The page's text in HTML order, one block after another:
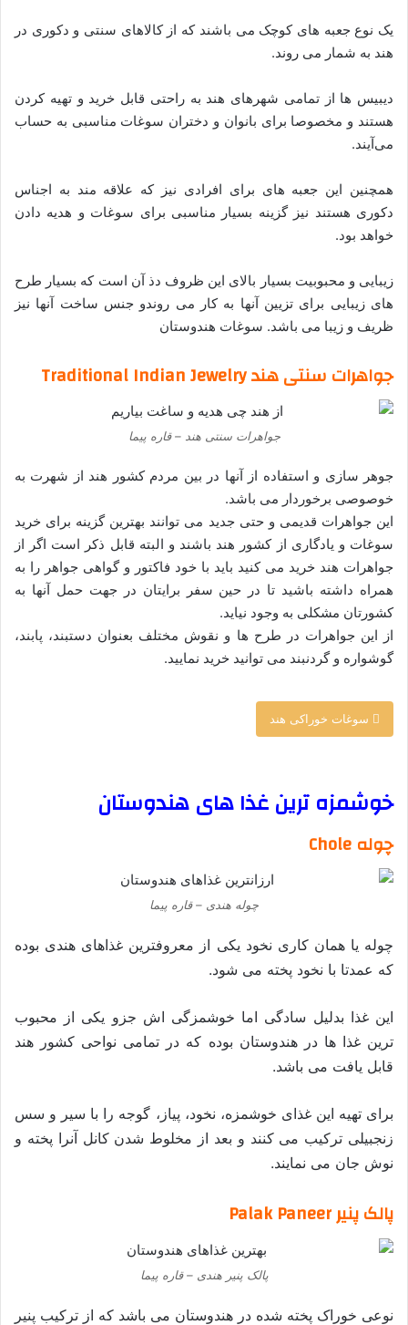
یک نوع جعبه های کوچک می باشند که از کالاهای سنتی و دکوری در
هند به شمار می روند.
دیبیس‌ ها از تمامی شهرهای هند به راحتی قابل خرید و تهیه کردن
هستند و مخصوصا برای بانوان و دختران سوغات مناسبی به حساب
می‌آیند.
همچنین این جعبه های برای افرادی نیز که علاقه مند به اجناس
دکوری هستند نیز گزینه بسیار مناسبی برای سوغات و هدیه دادن
خواهد بود.
زیبایی و محبوبیت بسیار بالای این ظروف دذ آن است که بسیار طرح
های زیبایی برای تزیین آنها به کار می روندو جنس ساخت آنها نیز
ظریف و زیبا می باشد. سوغات هندوستان
جواهرات سنتی هند Traditional Indian Jewelry
جواهرات سنتی هند – قاره پیما
جوهر سازی و استفاده از آنها در بین مردم کشور هند از شهرت به
خوصوصی برخوردار می باشد.
این جواهرات قدیمی و حتی جدید می توانند بهترین گزینه برای خرید
سوغات و یادگاری از کشور هند باشند و البته قابل ذکر است اگر از
جواهرات هند خرید می کنید باید با خود فاکتور و گواهی جواهر را به
همراه داشته باشید تا در حین سفر برایتان در جهت حمل آنها به
کشورتان مشکلی به وجود نیاید.
از این جواهرات در طرح ها و نقوش مختلف بعنوان دستبند، پابند،
گوشواره و گردنبند می توانید خرید نمایید.
سوغات خوراکی هند
خوشمزه ترین غذا های هندوستان
چوله Chole
چوله هندی – قاره پیما
چوله یا همان کاری نخود یکی از معروفترین غذاهای هندی بوده
که عمدتا با نخود پخته می شود.
این غذا بدلیل سادگی اما خوشمزگی اش جزو یکی از محبوب
ترین غذا ها در هندوستان بوده که در تمامی نواحی کشور هند
قابل یافت می باشد.
برای تهیه این غذای خوشمزه، نخود، پیاز، گوجه را با سیر و سس
زنجبیلی ترکیب می کنند و بعد از مخلوط شدن کانل آنرا پخته و
نوش جان می نمایند.
پالک پنیر Palak Paneer
پالک پنیر هندی – قاره پیما
نوعی خوراک پخته شده در هندوستان می باشد که از ترکیب پنیر